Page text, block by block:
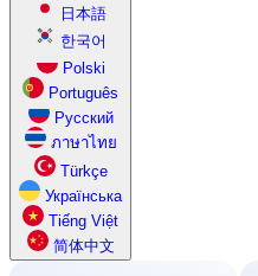
日本語
한국어
Polski
Português
Русский
ภาษาไทย
Türkçe
Українська
Tiếng Việt
简体中文